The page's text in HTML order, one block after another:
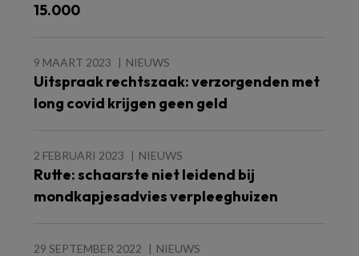
15.000
9 MAART 2023 NIEUWS
Uitspraak rechtszaak: verzorgenden met
long covid krijgen geen geld
2 FEBRUARI 2023 NIEUWS
Rutte: schaarste niet leidend bij
mondkapjesadvies verpleeghuizen
29 SEPTEMBER 2022 NIEUWS